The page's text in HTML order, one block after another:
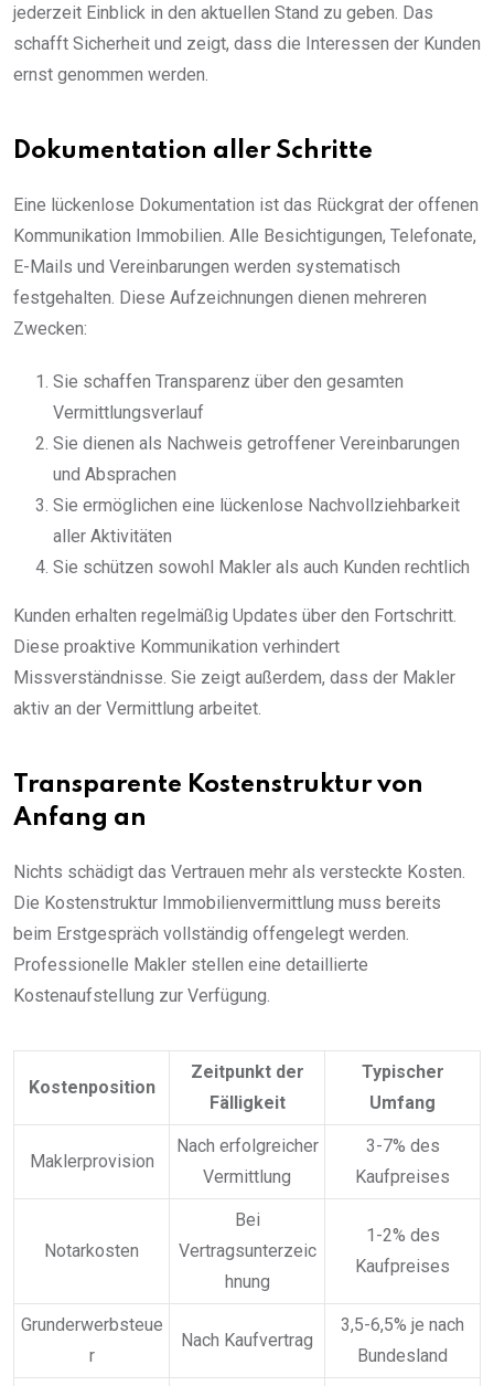
jederzeit Einblick in den aktuellen Stand zu geben. Das
schafft Sicherheit und zeigt, dass die Interessen der Kunden
ernst genommen werden.
Dokumentation aller Schritte
Eine lückenlose Dokumentation ist das Rückgrat der offenen
Kommunikation Immobilien. Alle Besichtigungen, Telefonate,
E-Mails und Vereinbarungen werden systematisch
festgehalten. Diese Aufzeichnungen dienen mehreren
Zwecken:
Sie schaffen Transparenz über den gesamten
Vermittlungsverlauf
Sie dienen als Nachweis getroffener Vereinbarungen
und Absprachen
Sie ermöglichen eine lückenlose Nachvollziehbarkeit
aller Aktivitäten
Sie schützen sowohl Makler als auch Kunden rechtlich
Kunden erhalten regelmäßig Updates über den Fortschritt.
Diese proaktive Kommunikation verhindert
Missverständnisse. Sie zeigt außerdem, dass der Makler
aktiv an der Vermittlung arbeitet.
Transparente Kostenstruktur von
Anfang an
Nichts schädigt das Vertrauen mehr als versteckte Kosten.
Die Kostenstruktur Immobilienvermittlung muss bereits
beim Erstgespräch vollständig offengelegt werden.
Professionelle Makler stellen eine detaillierte
Kostenaufstellung zur Verfügung.
Kostenposition
Zeitpunkt der
Fälligkeit
Typischer
Umfang
Maklerprovision
Nach erfolgreicher
Vermittlung
3-7% des
Kaufpreises
Notarkosten
Bei
Vertragsunterzeic
hnung
1-2% des
Kaufpreises
Grunderwerbsteue
r
Nach Kaufvertrag
3,5-6,5% je nach
Bundesland